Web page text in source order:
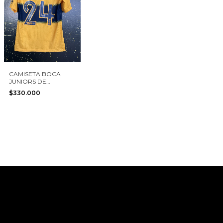
CAMISETA BOCA
JUNIORS DE
ARGENTINA 2019 #24
IZQUIERDOZ NIKE
$330.000